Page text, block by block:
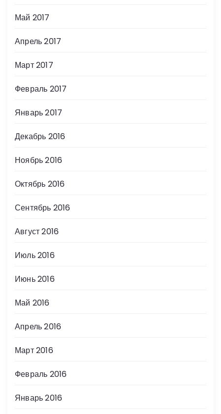
Май 2017
Апрель 2017
Март 2017
Февраль 2017
Январь 2017
Декабрь 2016
Ноябрь 2016
Октябрь 2016
Сентябрь 2016
Август 2016
Июль 2016
Июнь 2016
Май 2016
Апрель 2016
Март 2016
Февраль 2016
Январь 2016